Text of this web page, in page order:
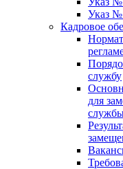
Указ №
Кадровое
службу
для